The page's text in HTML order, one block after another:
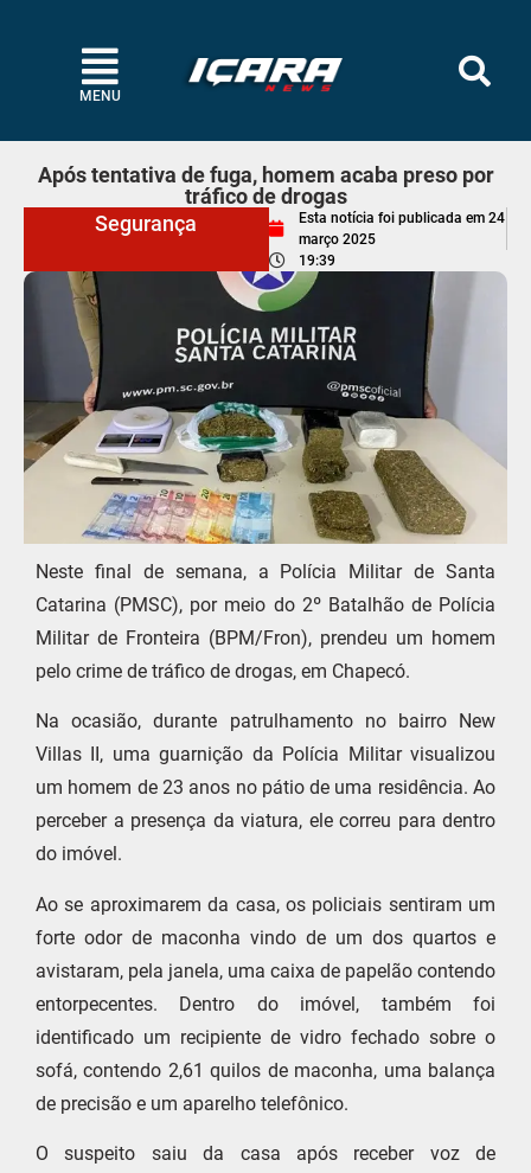
MENU
Após tentativa de fuga, homem acaba preso por
tráfico de drogas
Segurança
Esta notícia foi publicada em 24
março 2025
19:39
Neste final de semana, a Polícia Militar de Santa
Catarina (PMSC), por meio do 2º Batalhão de Polícia
Militar de Fronteira (BPM/Fron), prendeu um homem
pelo crime de tráfico de drogas, em Chapecó.
Na ocasião, durante patrulhamento no bairro New
Villas II, uma guarnição da Polícia Militar visualizou
um homem de 23 anos no pátio de uma residência. Ao
perceber a presença da viatura, ele correu para dentro
do imóvel.
Ao se aproximarem da casa, os policiais sentiram um
forte odor de maconha vindo de um dos quartos e
avistaram, pela janela, uma caixa de papelão contendo
entorpecentes. Dentro do imóvel, também foi
identificado um recipiente de vidro fechado sobre o
sofá, contendo 2,61 quilos de maconha, uma balança
de precisão e um aparelho telefônico.
O suspeito saiu da casa após receber voz de